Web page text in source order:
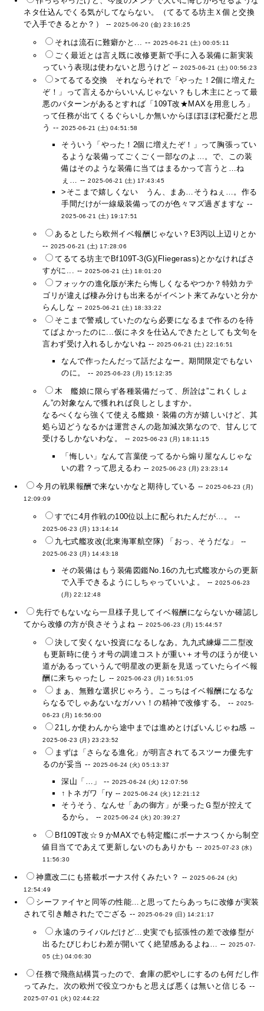
ネタ仕込んでくる気がしてならない。（てるてる坊主Ｘ個と交換
で入手できるとか？） --2025-06-20 (金) 23:16:25
それは流石に難癖かと... -- 2025-06-21 (土) 00:05:11
ごく最近とは言え既に改修更新で手に入る装備に新実装
っていう表現は使わないと思うけど --2025-06-21 (土) 00:56:23
>てるてる交換 それならそれで「やった！2個に増えた
ぞ！」って言えるからいいんじゃない？もし木主にとって最
悪のパターンがあるとすれば「109T改★MAXを用意しろ」
って任務が出てくるぐらいしか無いからほぼほぼ杞憂だと思
う -- 2025-06-21 (土) 04:51:58
そういう「やった！2個に増えたぞ！」って胸張ってい
るような装備ってごくごく一部なのよ…。で、この装
備はそのような装備に当てはまるかって言うと…ね
ぇ… --2025-06-21 (土) 17:43:45
>そこまで嬉しくない うん、まあ…そうねぇ…。作る
手間だけが一線級装備ってのが色々マズ過ぎますな --
2025-06-21 (土) 19:17:51
あるとしたら欧州イベ報酬じゃない？E3丙以上辺りとか
-- 2025-06-21 (土) 17:28:06
てるてる坊主でBf109T-3(G)(Fliegerass)とかなければさ
すがに... --2025-06-21 (土) 18:01:20
フォッケの進化版が来たら悔しくなるやつか？特効カテ
ゴリが違えば棲み分けも出来るがイベント来てみないと分か
らんしな --2025-06-21 (土) 18:33:22
そこまで警戒していたのなら必要になるまで作るのを待
てばよかったのに...仮にネタを仕込んできたとしても文句を
言わず受け入れるしかないね -- 2025-06-21 (土) 22:16:51
なんで作ったんだって話だよなー。期間限定でもない
のに。 -- 2025-06-23 (月) 15:12:35
木 艦娘に限らず各種装備だって、所詮は”これくしょ
ん”の対象なんで獲れれば良しとしますか。
なるべくなら強くて使える艦娘・装備の方が嬉しいけど、其
処ら辺どうなるかは運営さんの匙加減次第なので、甘んじて
受けるしかないわな。 --2025-06-23 (月) 18:11:15
「悔しい」なんて言葉使ってるから煽り屋なんじゃな
いの君？って思えるわ --2025-06-23 (月) 23:23:14
今月の戦果報酬で来ないかなと期待している --2025-06-23 (月)
12:09:09
すでに4月作戦の100位以上に配られたんだが…。 --
2025-06-23 (月) 13:14:14
九七式艦攻改(北東海軍航空隊) 「おっ、そうだな」 --
2025-06-23 (月) 14:43:18
その装備はもう装備図鑑No.16の九七式艦攻からの更新
で入手できるようにしちゃっていいよ。 --2025-06-23
(月) 22:12:48
先行でもないなら一旦様子見してイベ報酬にならないか確認し
てから改修の方が良さそうよね --2025-06-23 (月) 15:44:57
決して安くない投資になるしなあ。九九式練爆二二型改
も更新時に使うオ号の調達コストが重い＋オ号のほうが使い
道があるっていうんで明星改の更新を見送っていたらイベ報
酬に来ちゃったし --2025-06-23 (月) 16:51:05
まぁ、無難な選択じゃろう。こっちはイベ報酬になるな
らなるでしゃあないなガハハ！の精神で改修する。 --2025-
06-23 (月) 16:56:00
21しか使わんから途中までは進めとけばいんじゃね感 --
2025-06-23 (月) 23:23:52
まずは「さらなる進化」が明言されてるスツーカ優先す
るのが妥当 -- 2025-06-24 (火) 05:13:37
深山「…」 -- 2025-06-24 (火) 12:07:56
↑トネガワ「ry --2025-06-24 (火) 12:21:12
そうそう、なんせ「あの御方」が乗ったＧ型が控えて
るから。 --2025-06-24 (火) 20:39:27
Bf109T改☆９かMAXでも特定艦にボーナスつくから制空
値目当てであえて更新しないのもありかも -- 2025-07-23 (水)
11:56:30
神鷹改二にも搭載ボーナス付くみたい？ --2025-06-24 (火)
12:54:49
シーファイヤと同等の性能…と思ってたらあっちに改修が実装
されて引き離されたでござる -- 2025-06-29 (日) 14:21:17
永遠のライバルだけど…史実でも拡張性の差で改修型が
出るたびじわじわ差が開いてく絶望感あるよね… -- 2025-07-
05 (土) 04:06:30
任務で飛燕結構貰ったので、倉庫の肥やしにするのも何だし作
ってみた。次の欧州で役立つかもと思えば悪くは無いと信じる --
2025-07-01 (火) 02:44:22